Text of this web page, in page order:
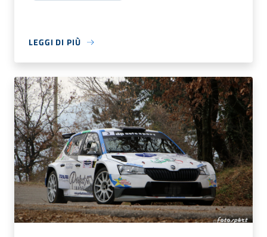
LEGGI DI PIÙ